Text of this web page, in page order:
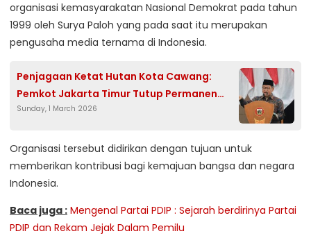
organisasi kemasyarakatan Nasional Demokrat pada tahun
1999 oleh Surya Paloh yang pada saat itu merupakan
pengusaha media ternama di Indonesia.
Penjagaan Ketat Hutan Kota Cawang:
Pemkot Jakarta Timur Tutup Permanen
Akses Pasca Viral Video Aktivitas Malam
Sunday, 1 March 2026
Organisasi tersebut didirikan dengan tujuan untuk
memberikan kontribusi bagi kemajuan bangsa dan negara
Indonesia.
Baca juga : Mengenal Partai PDIP : Sejarah berdirinya Partai
PDIP dan Rekam Jejak Dalam Pemilu